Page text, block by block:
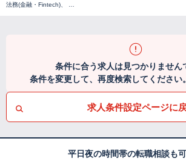
法務(金融・Fintech)、 …
条件に合う求人は見つかりません
条件を変更して、再度検索してください
求人条件設定ページに
平日夜の時間帯の転職相談も可